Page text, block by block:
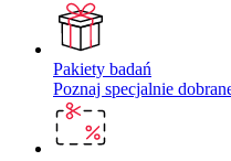
Pakiety badań
Poznaj specjalnie